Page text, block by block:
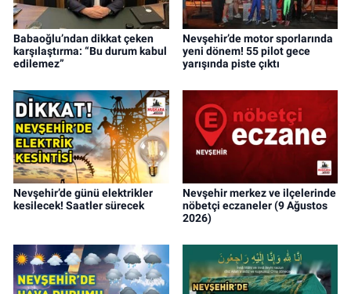
Babaoğlu’ndan dikkat çeken
karşılaştırma: “Bu durum kabul
edilemez”
Nevşehir’de motor sporlarında
yeni dönem! 55 pilot gece
yarışında piste çıktı
Nevşehir’de günü elektrikler
kesilecek! Saatler sürecek
Nevşehir merkez ve ilçelerinde
nöbetçi eczaneler (9 Ağustos
2026)